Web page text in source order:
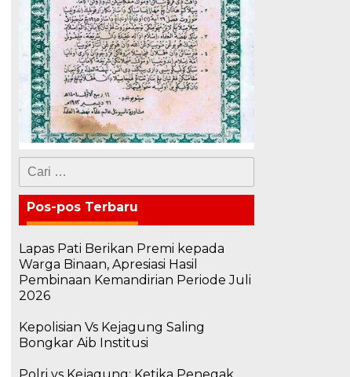
Cari
untuk:
Pos-pos Terbaru
Lapas Pati Berikan Premi kepada
Warga Binaan, Apresiasi Hasil
Pembinaan Kemandirian Periode Juli
2026
Kepolisian Vs Kejagung Saling
Bongkar Aib Institusi